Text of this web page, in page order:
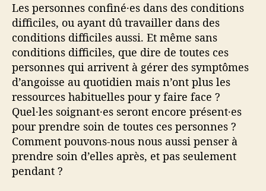
Les personnes confiné·es dans des conditions
difficiles, ou ayant dû travailler dans des
conditions difficiles aussi. Et même sans
conditions difficiles, que dire de toutes ces
personnes qui arrivent à gérer des symptômes
d’angoisse au quotidien mais n’ont plus les
ressources habituelles pour y faire face ?
Quel·les soignant·es seront encore présent·es
pour prendre soin de toutes ces personnes ?
Comment pouvons-nous nous aussi penser à
prendre soin d’elles après, et pas seulement
pendant ?